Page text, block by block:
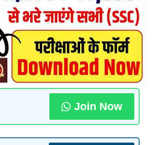
Join Now